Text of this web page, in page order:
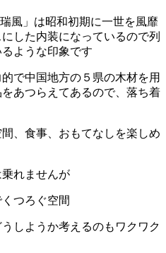
瑞風」は昭和初期に一世を風靡
した内装になっているので列
ような印象です
で中国地方の５県の木材を用
あつらえてあるので、落ち着
、食事、おもてなしを楽しめ
れませんが
つろぐ空間
しようか考えるのもワクワク